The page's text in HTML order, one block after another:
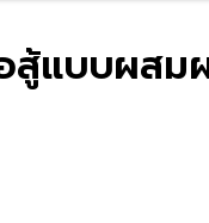
สู้แบบผสม